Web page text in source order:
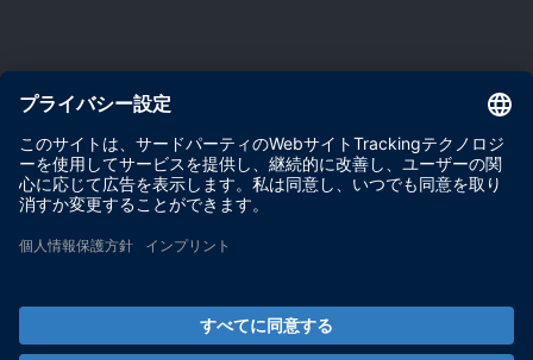
ご使用条件
プライバシーポリシー
約款
サイト運営会社情報